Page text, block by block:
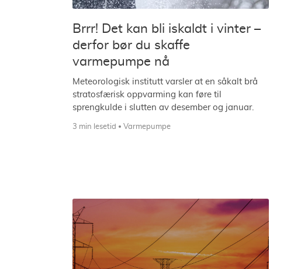
Brrr! Det kan bli iskaldt i vinter –
derfor bør du skaffe
varmepumpe nå
Meteorologisk institutt varsler at en såkalt brå
stratosfærisk oppvarming kan føre til
sprengkulde i slutten av desember og januar.
3 min lesetid Varmepumpe